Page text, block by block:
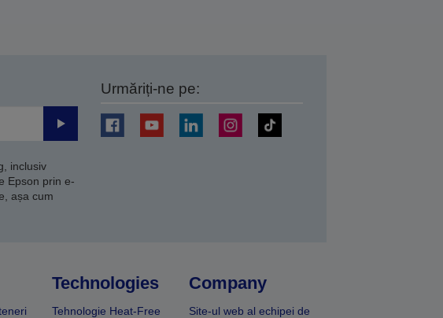
Trimiteți
inclusiv
Epson prin e-
așa cum
Urmăriți-ne pe:
Technologies
Tehnologie Heat-Free
Company
Site-ul web al echipei de